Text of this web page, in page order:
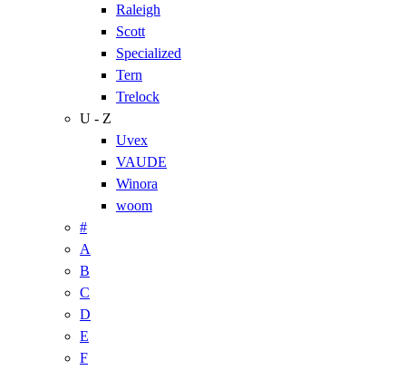
Raleigh
Scott
Specialized
Tern
Trelock
U - Z
Uvex
VAUDE
Winora
woom
#
A
B
C
D
E
F